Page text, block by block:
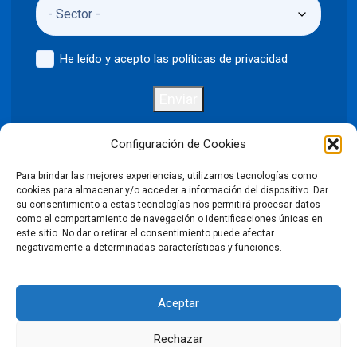
Configuración de Cookies
Para brindar las mejores experiencias, utilizamos tecnologías como
cookies para almacenar y/o acceder a información del dispositivo. Dar
su consentimiento a estas tecnologías nos permitirá procesar datos
como el comportamiento de navegación o identificaciones únicas en
este sitio. No dar o retirar el consentimiento puede afectar
negativamente a determinadas características y funciones.
Aceptar
Rechazar
He leído y acepto laspolíticas de privacidad
Política de privacidad Aviso legal
Política de cookies
Declaración de accesibilidad